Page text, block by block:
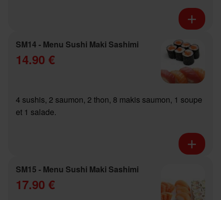
SM14 - Menu Sushi Maki Sashimi
14.90 €
4 sushis, 2 saumon, 2 thon, 8 makis saumon, 1 soupe
et 1 salade.
SM15 - Menu Sushi Maki Sashimi
17.90 €